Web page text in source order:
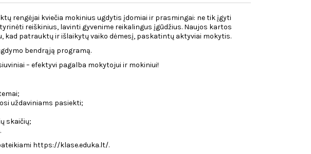
rengėjai kviečia mokinius ugdytis įdomiai ir prasmingai: ne tik įgyti
reiškinius, lavinti gyvenime reikalingus įgūdžius. Naujos kartos
kad patrauktų ir išlaikytų vaiko dėmesį, paskatintų aktyviai mokytis.
bendrąją programą.
– efektyvi pagalba mokytojui ir mokiniui!
uždaviniams pasiekti;
skaičių;
https://klase.eduka.lt/.